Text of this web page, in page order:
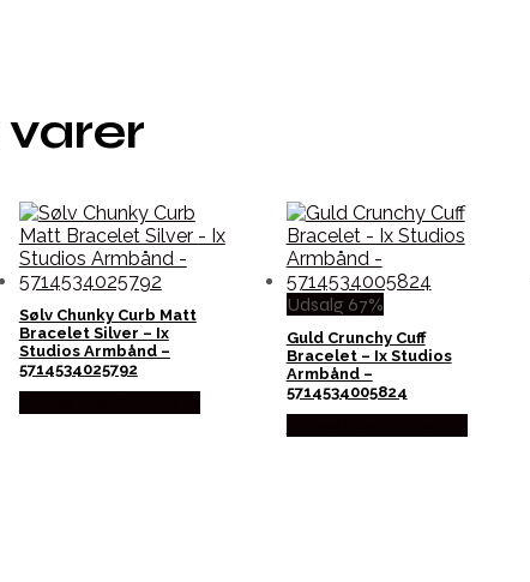
Sølv Chunky Curb Matt
Bracelet Silver – Ix
Studios Armbånd –
5714534025792
Udsalg 67%
Guld Crunchy Cuff
Bracelet – Ix Studios
Armbånd –
5714534005824